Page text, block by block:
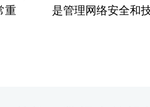
重
是管理网络安全和